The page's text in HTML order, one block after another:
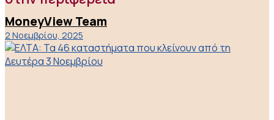
MoneyView Team
2 Νοεμβρίου, 2025